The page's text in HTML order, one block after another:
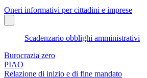
Oneri informativi per cittadini e imprese
Scadenzario obblighi amministrativi
Burocrazia zero
PIAO
Relazione di inizio e di fine mandato